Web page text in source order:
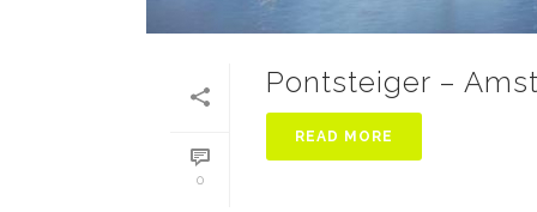
0
Pontsteiger –
READ MORE